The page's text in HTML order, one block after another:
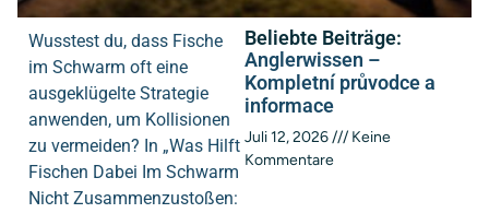
Wusstest du, dass Fische
im Schwarm oft eine
ausgeklügelte Strategie
anwenden, um Kollisionen
zu vermeiden? In „Was Hilft
Fischen Dabei Im Schwarm
Nicht Zusammenzustoßen:
Beliebte Beiträge:
Anglerwissen –
Kompletní průvodce a
informace
Juli 12, 2026
Keine
Kommentare